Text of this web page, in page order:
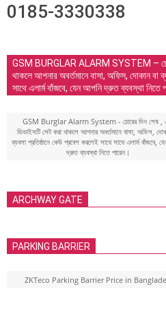
0185-3330338
GSM BURGLAR ALARM SYSTEM –
থাকলে আপনার অবর্তমানে বাসা, অফিস, দোকান বা
সাথে এলার্ম বাঁজবে, যেন আপনি দ্রুত ব্যবস্থা নিতে
GSM Burglar Alarm System - চোরের দিন শেষ ,
ডিভাইসটি সেট করা থাকলে আপনার অবর্তমানে বাসা, অফিস,
ব্যবসা প্রতিষ্ঠানে কেউ প্রবেশ করলেই সাথে সাথে এলার্ম বাঁজবে,
দ্রুত ব্যবস্থা নিতে পারেন।
ARCHWAY GATE
PARKING BARRIER
ZKTeco Parking Barrier Price in